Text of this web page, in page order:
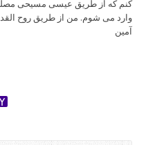
کنم که از طریق عیسی مسیحی
وارد می شوم. من از طریق روح
آمین